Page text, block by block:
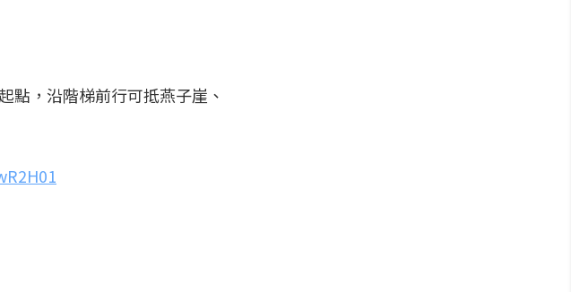
點，沿階梯前行可抵燕子崖、